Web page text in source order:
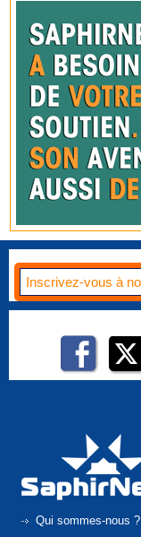
Qui sommes-nous ?